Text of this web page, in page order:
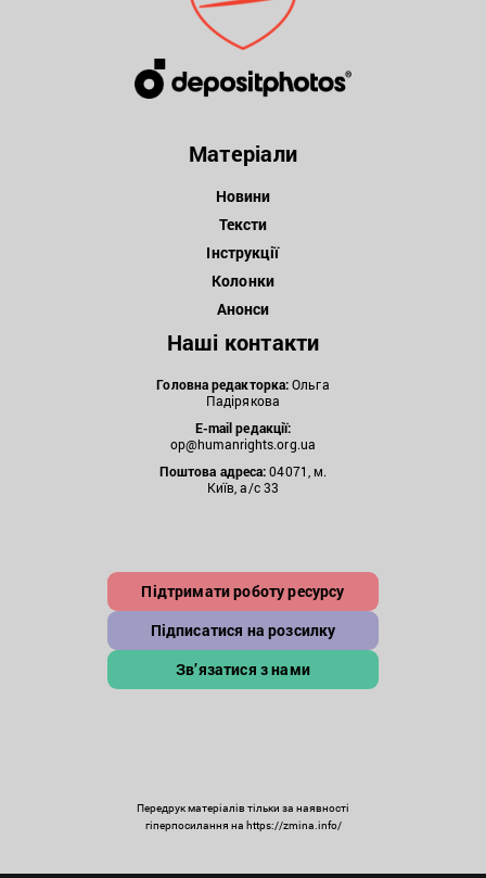
Матеріали
Новини
Тексти
Інструкції
Колонки
Анонси
Наші контакти
Головна редакторка:Ольга
Падірякова
E-mail редакції:
op@humanrights.org.ua
Поштова адреса:04071, м.
Київ, а/с 33
Підтримати роботу ресурсу
Підписатися на розсилку
Зв’язатися з нами
Передрук матеріалів тільки за наявності
гіперпосилання на https://zmina.info/